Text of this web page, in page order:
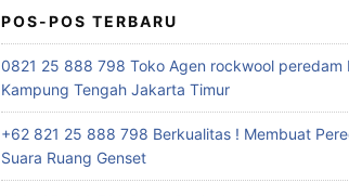
POS-POS TERBARU
0821 25 888 798 Toko Agen rockwool peredam
Kampung Tengah Jakarta Timur
+62 821 25 888 798 Berkualitas ! Membuat
Suara Ruang Genset